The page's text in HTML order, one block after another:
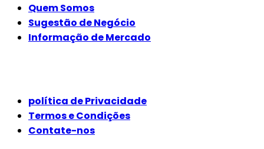
Quem Somos
Sugestão de Negócio
Informação de Mercado
política de Privacidade
Termos e Condições
Contate-nos